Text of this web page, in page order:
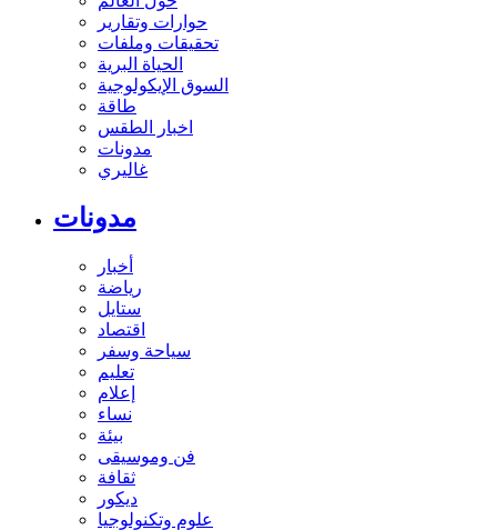
حوارات وتقارير
تحقيقات وملفات
الحياة البرية
السوق الإيكولوجية
طاقة
اخبار الطقس
مدونات
غاليري
مدونات
أخبار
رياضة
ستايل
اقتصاد
سياحة وسفر
تعليم
إعلام
نساء
بيئة
فن وموسيقى
ثقافة
ديكور
علوم وتكنولوجيا